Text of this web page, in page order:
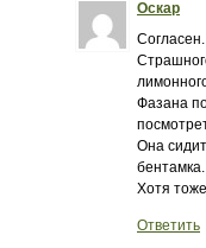
Оскар
Фазана
Она
бентамка.
Хотя
Ответить